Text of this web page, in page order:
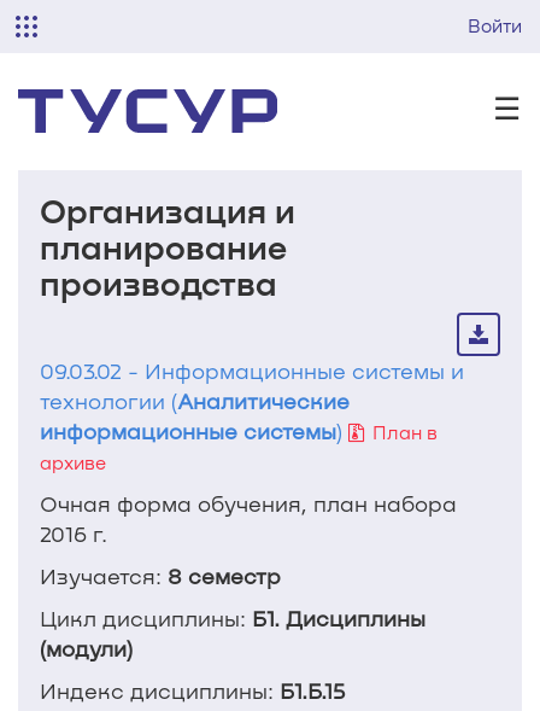
Войти
☰
Организация и
планирование
производства
09.03.02 - Информационные системы и
технологии (Аналитические
информационные системы)
План в
архиве
Очная форма обучения, план набора
2016 г.
Изучается: 8 семестр
Цикл дисциплины: Б1. Дисциплины
(модули)
Индекс дисциплины: Б1.Б.15